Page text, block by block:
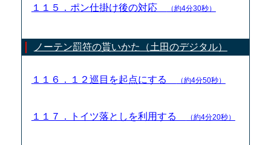
１１５．ポン仕掛け後の対応 （約4分30秒）
ノーテン罰符の貰いかた（土田のデジタル）
１１６．１２巡目を起点にする （約4分50秒）
１１７．トイツ落としを利用する （約4分20秒）